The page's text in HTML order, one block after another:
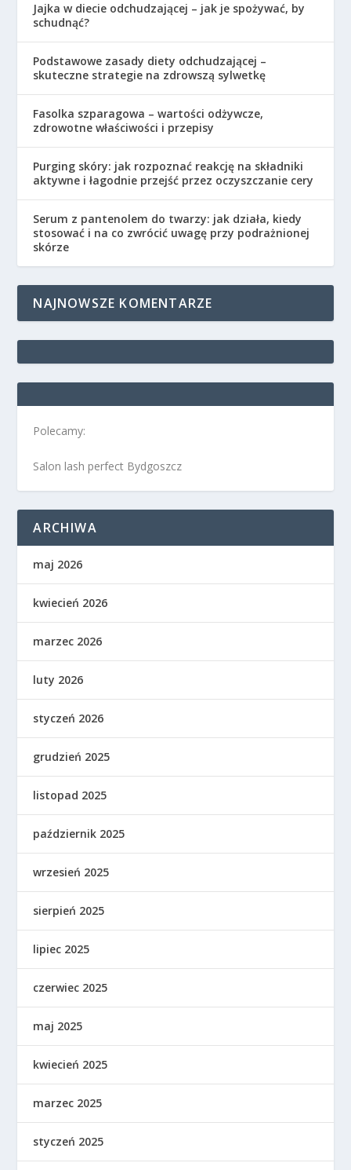
Jajka w diecie odchudzającej – jak je spożywać, by
schudnąć?
Podstawowe zasady diety odchudzającej –
skuteczne strategie na zdrowszą sylwetkę
Fasolka szparagowa – wartości odżywcze,
zdrowotne właściwości i przepisy
Purging skóry: jak rozpoznać reakcję na składniki
aktywne i łagodnie przejść przez oczyszczanie cery
Serum z pantenolem do twarzy: jak działa, kiedy
stosować i na co zwrócić uwagę przy podrażnionej
skórze
NAJNOWSZE KOMENTARZE
Polecamy:
Salon lash perfect Bydgoszcz
ARCHIWA
maj 2026
kwiecień 2026
marzec 2026
luty 2026
styczeń 2026
grudzień 2025
listopad 2025
październik 2025
wrzesień 2025
sierpień 2025
lipiec 2025
czerwiec 2025
maj 2025
kwiecień 2025
marzec 2025
styczeń 2025